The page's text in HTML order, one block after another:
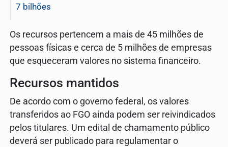
7 bilhões
Os recursos pertencem a mais de 45 milhões de
pessoas físicas e cerca de 5 milhões de empresas
que esqueceram valores no sistema financeiro.
Recursos mantidos
De acordo com o governo federal, os valores
transferidos ao FGO ainda podem ser reivindicados
pelos titulares. Um edital de chamamento público
deverá ser publicado para regulamentar o